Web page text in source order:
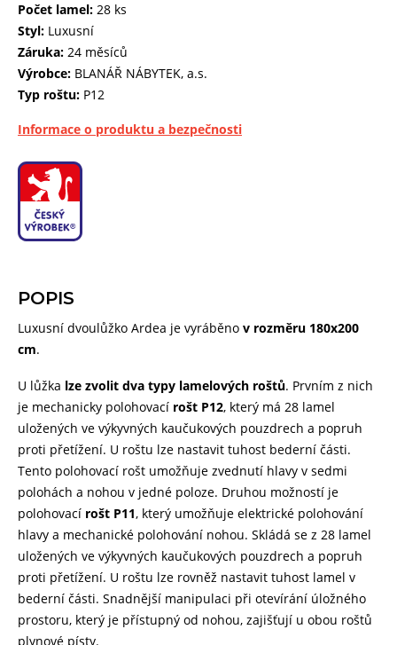
POPIS
Luxusní dvoulůžko Ardea je vyráběno v rozměru 180x200
cm.
U lůžka lze zvolit dva typy lamelových roštů. Prvním z nich
je mechanicky polohovací rošt P12, který má 28 lamel
uložených ve výkyvných kaučukových pouzdrech a popruh
proti přetížení. U roštu lze nastavit tuhost bederní části.
Tento polohovací rošt umožňuje zvednutí hlavy v sedmi
polohách a nohou v jedné poloze. Druhou možností je
polohovací rošt P11, který umožňuje elektrické polohování
hlavy a mechanické polohování nohou. Skládá se z 28 lamel
uložených ve výkyvných kaučukových pouzdrech a popruh
proti přetížení. U roštu lze rovněž nastavit tuhost lamel v
bederní části. Snadnější manipulaci při otevírání úložného
prostoru, který je přístupný od nohou, zajišťují u obou roštů
plynové písty.
Počet lamel: 28 ks
Styl: Luxusní
Záruka: 24 měsíců
Výrobce: BLANÁŘ NÁBYTEK, a.s.
Typ roštu: P12
Informace o produktu a bezpečnosti